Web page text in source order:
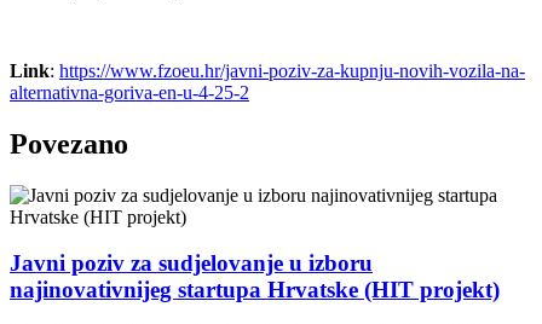
Link: https://www.fzoeu.hr/javni-poziv-za-kupnju-novih-vozila-na-
alternativna-goriva-en-u-4-25-2
Povezano
Javni poziv za sudjelovanje u izboru
najinovativnijeg startupa Hrvatske (HIT projekt)